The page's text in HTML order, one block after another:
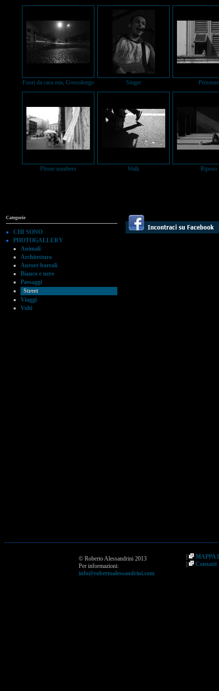
Fuori da casa mia, Gossolengo Singer Presenze
Phone numbers Walk Riposo
Categorie
CHI SONO
PHOTOGALLERY
Animali
Architettura
Aurore boreali
Bianco e nero
Paesaggi
Street
Viaggi
Volti
© Roberto Alessandrini 2013
Per informazioni:
info@robertoalessandrini.com
|
MAPPA
|
Contatti